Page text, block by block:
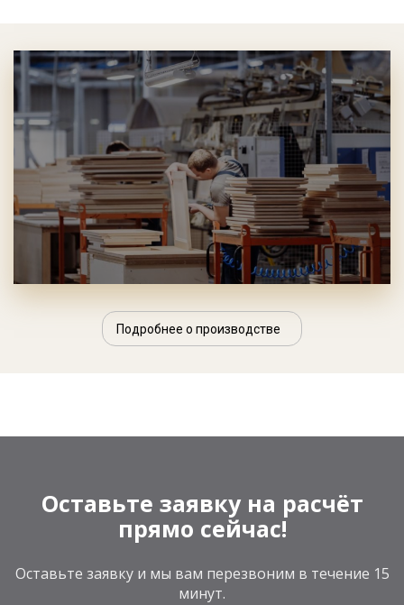
Подробнее о производстве
Оставьте заявку на расчёт
прямо сейчас!
Оставьте заявку и мы вам перезвоним в течение 15
минут.